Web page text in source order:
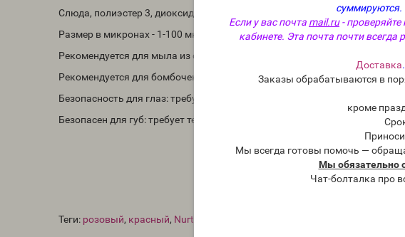
суммируются.
Если у вас почта mail.ru- проверяйте
кабинете. Эта почта почти
Доставка.
Заказы обрабатываются в
кроме
Мы всегда готовы помочь —
Мы обязательно
Чат-болталка про
Слюда, полиэстер 3, диоксид титана, оксид железа, кислотно-красный
Размер в микронах - 1-100 мкм
Рекомендуется для мыла из основы: да
Рекомендуется для бомбочек для ванны: требует тестов
Безопасность для глаз: требует тестов
Безопасен для губ: требует тестов
Теги: розовый, красный, Nurture Soap